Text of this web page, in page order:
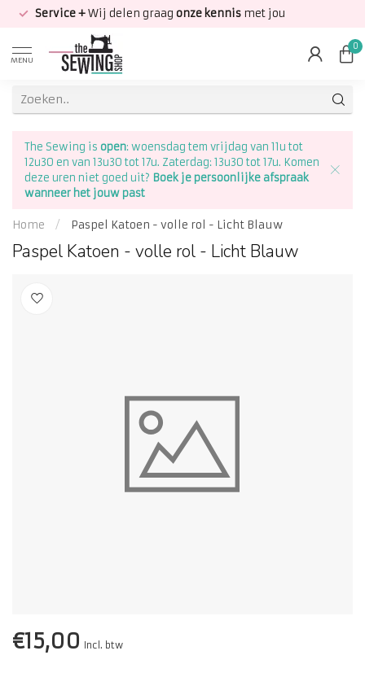
Service +Wij delen graag onze kennis met jou
MENU
0
The Sewing is open: woensdag tem vrijdag van 11u tot
12u30 en van 13u30 tot 17u. Zaterdag: 13u30 tot 17u. Komen
deze uren niet goed uit? Boek je persoonlijke afspraak
wanneer het jouw past
Home / Paspel Katoen - volle rol - Licht Blauw
Paspel Katoen - volle rol - Licht Blauw
€15,00 Incl. btw